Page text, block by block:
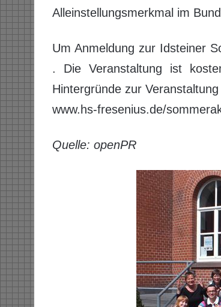
Alleinstellungsmerkmal im
Um Anmeldung zur Idsteiner
. Die Veranstaltung ist
Hintergründe zur
www.hs-fresenius.de/
Quelle: openPR